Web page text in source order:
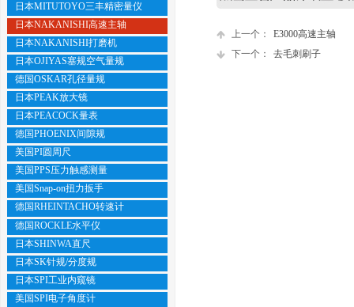
上一个：
E3000高速主轴
下一个：
去毛刺刷子
日本MITUTOYO三丰精密量仪
日本NAKANISHI高速主轴
日本NAKANISHI打磨机
日本OJIYAS塞规空气量规
德国OSKAR孔径量规
日本PEAK放大镜
日本PEACOCK量表
德国PHOENIX间隙规
美国PI圆周尺
美国PPS压力触感测量
美国Snap-on扭力扳手
德国RHEINTACHO转速计
德国ROCKLE水平仪
日本SHINWA直尺
日本SK针规/分度规
日本SPI工业内窥镜
美国SPI电子角度计